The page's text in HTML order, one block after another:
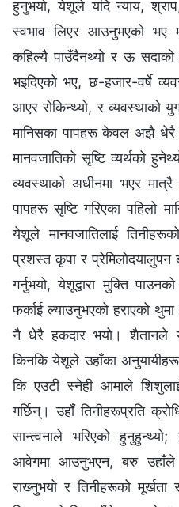
हुनुभयो, येशूले यदि न्याय,
स्वभाव लिएर आउनुभएको भए
कहिल्यै पाउँदैनथ्यो र ऊ सदाको
भइदिएको भए, छ-हजार-वर्षे
आएर रोकिन्थ्यो, र व्यवस्थाको
मानिसका पापहरू केवल अझै धेरै
मानवजातिको सृष्टि व्यर्थको
व्यवस्थाको अधीनमा भएर
पापहरू सृष्टि गरिएका पहिलो
येशूले मानवजातिलाई
प्रशस्त कृपा र प्रेमिलोदयालुपन
गर्नुभयो, येशूद्वारा मुक्ति
फर्काई ल्याउनुभएको हराएको
नै धेरै हकदार भयो। शैतानले
किनकि येशूले उहाँका
कि एउटी स्‍नेही आमाले
गर्छिन्। उहाँ तिनीहरूप्रति
सान्त्वनाले भरिएको
आवेगमा आउनुभएन, बरु उहाँले
राख्‍नुभयो र तिनीहरूको